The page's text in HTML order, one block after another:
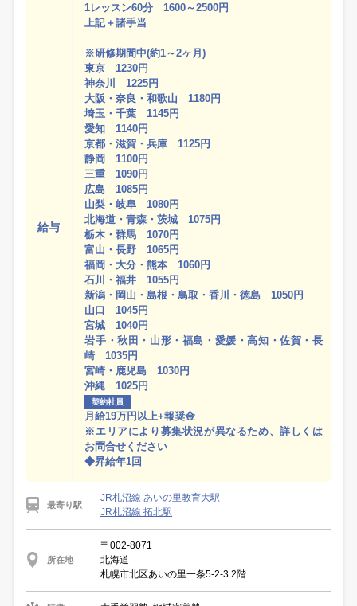
給与
1レッスン60分 1600～2500円
上記＋諸手当
※研修期間中(約1～2ヶ月)
東京 1230円
神奈川 1225円
大阪・奈良・和歌山 1180円
埼玉・千葉 1145円
愛知 1140円
京都・滋賀・兵庫 1125円
静岡 1100円
三重 1090円
広島 1085円
山梨・岐阜 1080円
北海道・青森・茨城 1075円
栃木・群馬 1070円
富山・長野 1065円
福岡・大分・熊本 1060円
石川・福井 1055円
新潟・岡山・島根・鳥取・香川・徳島 1050円
山口 1045円
宮城 1040円
岩手・秋田・山形・福島・愛媛・高知・佐賀・長
崎 1035円
宮崎・鹿児島 1030円
沖縄 1025円
契約社員
月給19万円以上+報奨金
※エリアにより募集状況が異なるため、詳しくは
お問合せください
◆昇給年1回
最寄り駅
JR札沼線 あいの里教育大駅
JR札沼線 拓北駅
所在地
〒002-8071
北海道
札幌市北区あいの里一条5-2-3 2階